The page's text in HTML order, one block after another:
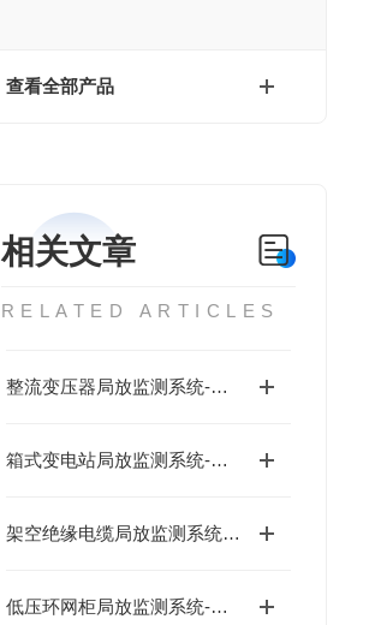
查看全部产品
相关文章
RELATED ARTICLES
整流变压器局放监测系统-低成本
箱式变电站局放监测系统-低成本
架空绝缘电缆局放监测系统-低成本
低压环网柜局放监测系统-数字运维